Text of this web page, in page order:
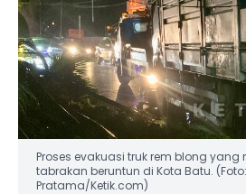
Proses evakuasi truk rem blong yang
tabrakan beruntun di Kota Batu.
Pratama/Ketik.com)